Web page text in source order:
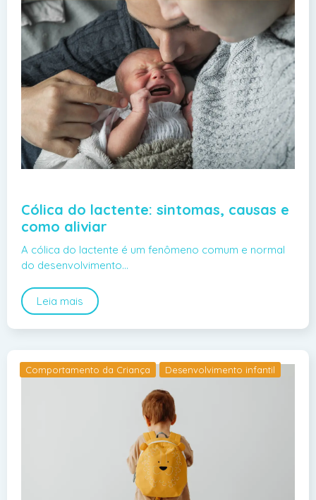
Cólica do lactente: sintomas, causas e
como aliviar
A cólica do lactente é um fenômeno comum e normal
do desenvolvimento…
Leia mais
Comportamento da Criança Desenvolvimento infantil